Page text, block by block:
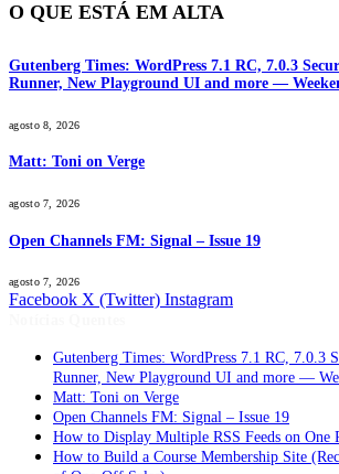
O QUE ESTÁ EM ALTA
Gutenberg Times: WordPress 7.1 RC, 7.0.3
Runner, New Playground UI and more —
agosto 8, 2026
Matt: Toni on Verge
agosto 7, 2026
Open Channels FM: Signal – Issue 19
agosto 7, 2026
Facebook X (Twitter) Instagram
Gutenberg Times: WordPress 7.1 RC, 7.0.3
Runner, New Playground UI and more —
Matt: Toni on Verge
Open Channels FM: Signal – Issue 19
How to Display Multiple RSS Feeds on One
How to Build a Course Membership Site